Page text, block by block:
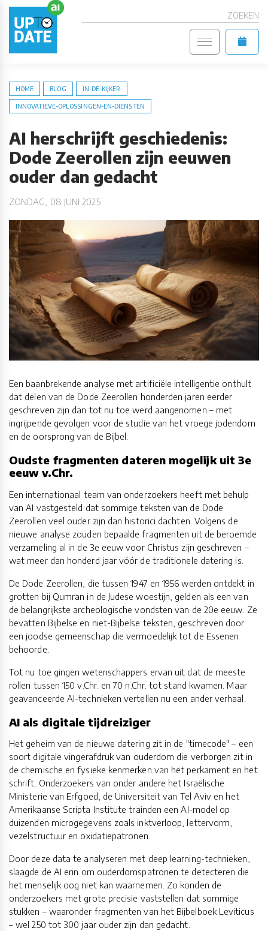
ZOEKEN
HOME BLOG IN-DE-KIJKER
INNOVATIEVE-OPLOSSINGEN-EN-DIENSTEN
AI herschrijft geschiedenis:
Dode Zeerollen zijn eeuwen
ouder dan gedacht
ZONDAG, 08 JUNI 2025
Een baanbrekende analyse met artificiële intelligentie onthult
dat delen van de Dode Zeerollen honderden jaren eerder
geschreven zijn dan tot nu toe werd aangenomen – met
ingrijpende gevolgen voor de studie van het vroege jodendom
en de oorsprong van de Bijbel.
Oudste fragmenten dateren mogelijk uit 3e
eeuw v.Chr.
Een internationaal team van onderzoekers heeft met behulp
van AI vastgesteld dat sommige teksten van de Dode
Zeerollen veel ouder zijn dan historici dachten. Volgens de
nieuwe analyse zouden bepaalde fragmenten uit de beroemde
verzameling al in de 3e eeuw voor Christus zijn geschreven –
wat meer dan honderd jaar vóór de traditionele datering is.
De Dode Zeerollen, die tussen 1947 en 1956 werden ontdekt in
grotten bij Qumran in de Judese woestijn, gelden als een van
de belangrijkste archeologische vondsten van de 20e eeuw. Ze
bevatten Bijbelse en niet-Bijbelse teksten, geschreven door
een joodse gemeenschap die vermoedelijk tot de Essenen
behoorde.
Tot nu toe gingen wetenschappers ervan uit dat de meeste
rollen tussen 150 v.Chr. en 70 n.Chr. tot stand kwamen. Maar
geavanceerde AI-technieken vertellen nu een ander verhaal.
AI als digitale tijdreiziger
Het geheim van de nieuwe datering zit in de "timecode" – een
soort digitale vingerafdruk van ouderdom die verborgen zit in
de chemische en fysieke kenmerken van het perkament en het
schrift. Onderzoekers van onder andere het Israëlische
Ministerie van Erfgoed, de Universiteit van Tel Aviv en het
Amerikaanse Scripta Institute trainden een AI-model op
duizenden microgegevens zoals inktverloop, lettervorm,
vezelstructuur en oxidatiepatronen.
Door deze data te analyseren met deep learning-technieken,
slaagde de AI erin om ouderdomspatronen te detecteren die
het menselijk oog niet kan waarnemen. Zo konden de
onderzoekers met grote precisie vaststellen dat sommige
stukken – waaronder fragmenten van het Bijbelboek Leviticus
– wel 250 tot 300 jaar ouder zijn dan gedacht.